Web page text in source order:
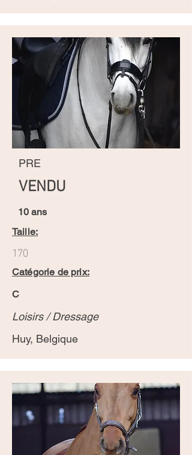
PRE
VENDU
10 ans
Taille:
170
Catégorie de prix:
C
Loisirs / Dressage
Huy, Belgique